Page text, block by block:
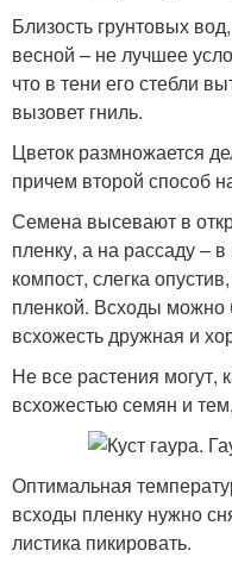
Близость грунтовых
весной – не лучшее
что в тени его стебли
вызовет гниль.
Цветок размножается
причем второй способ
Семена высевают в
пленку, а на рассаду –
компост, слегка
пленкой. Всходы можно
всхожесть дружная и
Не все растения могут,
всхожестью семян и
Оптимальная
всходы пленку нужно
листика пикировать.